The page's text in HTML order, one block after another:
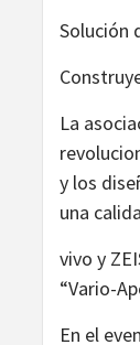
Solución
La
y los
una
vivo y
“Vario-
En el